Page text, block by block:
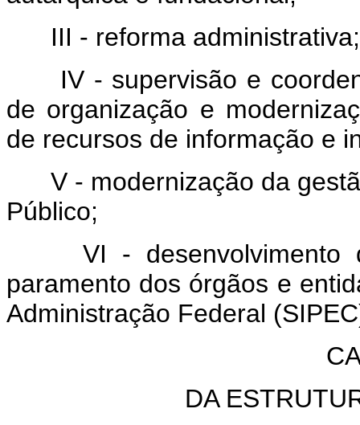
III - reforma administrativa;
IV - supervisão e
de organização e
de recursos de informação e
V - modernização da
Público;
VI - desenvolvimento
paramento dos órgãos e
Administração Federal
DA